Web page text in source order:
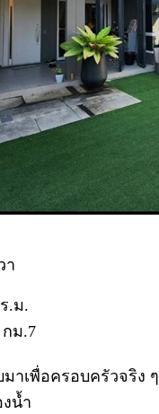
า
.ม.
ม.7
าเพื่อครอบครัวจริง ๆ
น้ำ